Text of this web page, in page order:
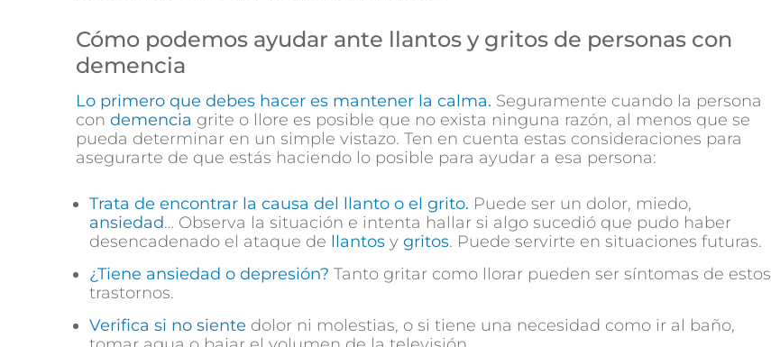
Cómo podemos ayudar ante llantos y gritos de personas con
demencia
Lo primero que debes hacer es mantener la calma. Seguramente cuando la persona
con demencia grite o llore es posible que no exista ninguna razón, al menos que se
pueda determinar en un simple vistazo. Ten en cuenta estas consideraciones para
asegurarte de que estás haciendo lo posible para ayudar a esa persona:
Trata de encontrar la causa del llanto o el grito. Puede ser un dolor, miedo,
ansiedad… Observa la situación e intenta hallar si algo sucedió que pudo haber
desencadenado el ataque de llantos y gritos. Puede servirte en situaciones futuras.
¿Tiene ansiedad o depresión? Tanto gritar como llorar pueden ser síntomas de estos
trastornos.
Verifica si no siente dolor ni molestias, o si tiene una necesidad como ir al baño,